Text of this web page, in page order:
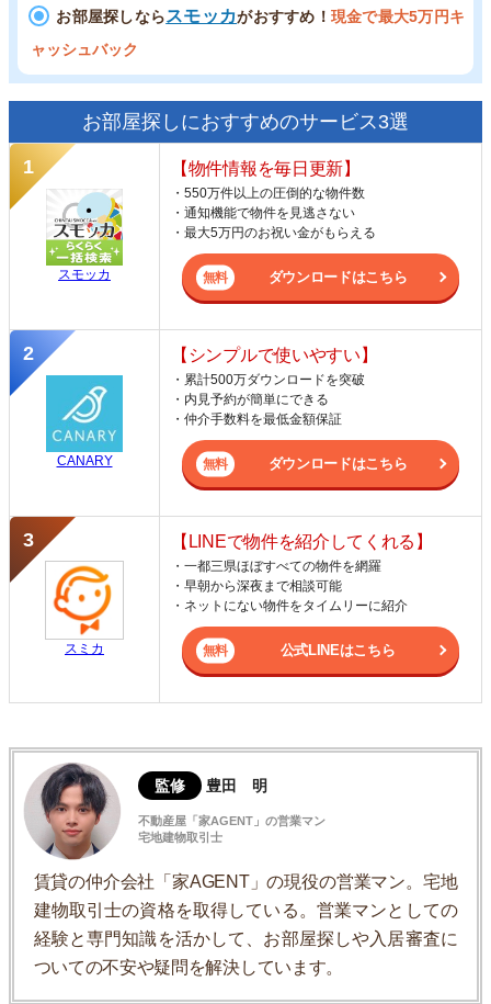
お部屋探しならスモッカがおすすめ！ 現金で最大5万円キ
ャッシュバック
お部屋探しにおすすめのサービス3選
スモッカ
【物件情報を毎日更新】
・550万件以上の圧倒的な物件数
・通知機能で物件を見逃さない
・最大5万円のお祝い金がもらえる
ダウンロードはこちら
CANARY
【シンプルで使いやすい】
・累計500万ダウンロードを突破
・内見予約が簡単にできる
・仲介手数料を最低金額保証
ダウンロードはこちら
スミカ
【LINEで物件を紹介してくれる】
・一都三県ほぼすべての物件を網羅
・早朝から深夜まで相談可能
・ネットにない物件をタイムリーに紹介
公式LINEはこちら
監修 豊田 明
不動産屋「家AGENT」の営業マン
宅地建物取引士
賃貸の仲介会社「家AGENT」の現役の営業マン。宅地
建物取引士の資格を取得している。営業マンとしての
経験と専門知識を活かして、お部屋探しや入居審査に
ついての不安や疑問を解決しています。